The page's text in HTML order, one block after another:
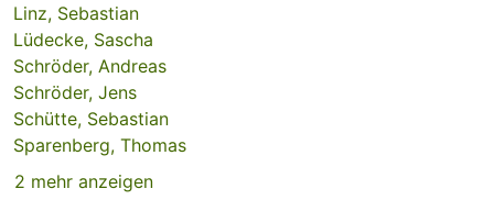
Linz, Sebastian
Lüdecke, Sascha
Schröder, Andreas
Schröder, Jens
Schütte, Sebastian
Sparenberg, Thomas
2 mehr anzeigen